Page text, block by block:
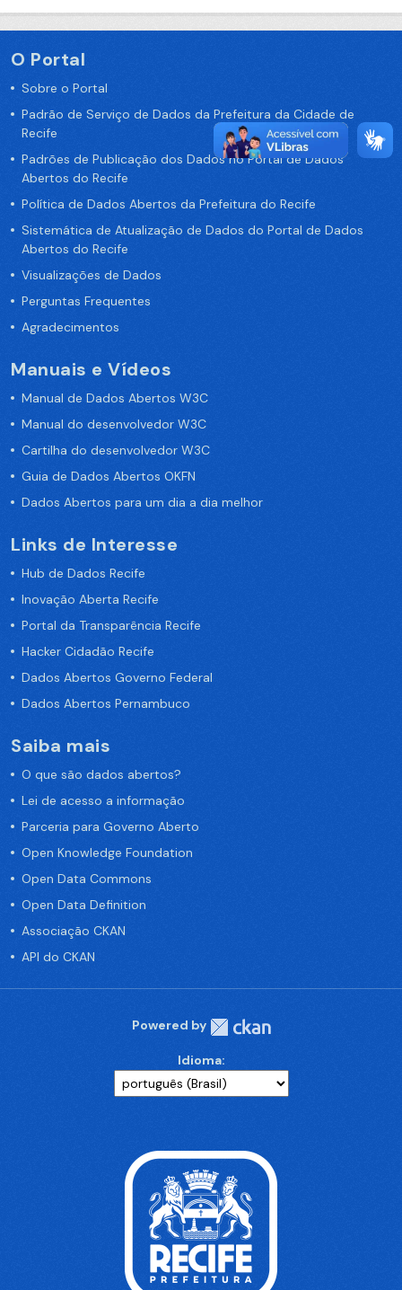
O Portal
Sobre o Portal
Padrão de Serviço de Dados da Prefeitura da Cidade de
Recife
Padrões de Publicação dos Dados no Portal de Dados
Abertos do Recife
Política de Dados Abertos da Prefeitura do Recife
Sistemática de Atualização de Dados do Portal de Dados
Abertos do Recife
Visualizações de Dados
Perguntas Frequentes
Agradecimentos
Manuais e Vídeos
Manual de Dados Abertos W3C
Manual do desenvolvedor W3C
Cartilha do desenvolvedor W3C
Guia de Dados Abertos OKFN
Dados Abertos para um dia a dia melhor
Links de Interesse
Hub de Dados Recife
Inovação Aberta Recife
Portal da Transparência Recife
Hacker Cidadão Recife
Dados Abertos Governo Federal
Dados Abertos Pernambuco
Saiba mais
O que são dados abertos?
Lei de acesso a informação
Parceria para Governo Aberto
Open Knowledge Foundation
Open Data Commons
Open Data Definition
Associação CKAN
API do CKAN
Powered by
Idioma